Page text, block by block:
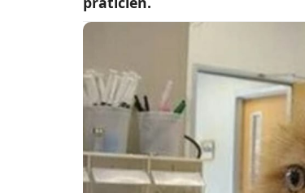
10 photos de chats
vétérinaire
Publié le 07/07/2025 à 23h34
Pas grand-monde n’aime
même chose ! Nos boules de
rendre chez le vétérinaire.